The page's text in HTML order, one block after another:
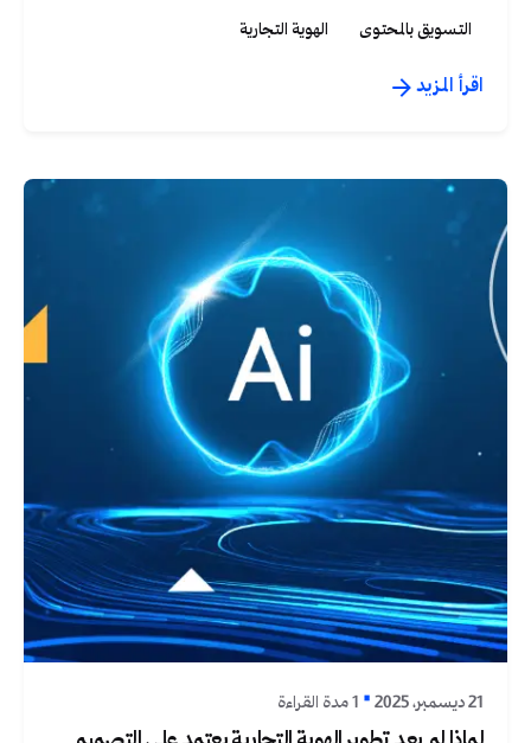
التسويق بالمحتوى الهوية التجارية
اقرأ المزيد
نُشر بواسطة
Graphica Ltd
21 ديسمبر، 2025 1 مدة القراءة